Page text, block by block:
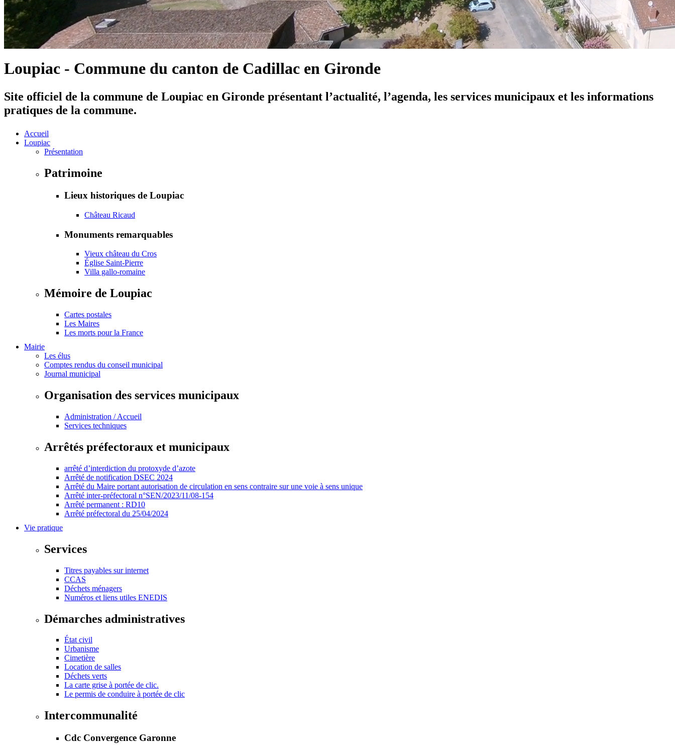
Loupiac - Commune du canton de Cadillac en Gironde
Site officiel de la commune de Loupiac en Gironde présentant l’actualité, l’agenda, les services municipaux et les informations
pratiques de la commune.
Accueil
Loupiac
Présentation
Patrimoine
Lieux historiques de Loupiac
Château Ricaud
Monuments remarquables
Vieux château du Cros
Église Saint-Pierre
Villa gallo-romaine
Mémoire de Loupiac
Cartes postales
Les Maires
Les morts pour la France
Mairie
Les élus
Comptes rendus du conseil municipal
Journal municipal
Organisation des services municipaux
Administration / Accueil
Services techniques
Arrêtés préfectoraux et municipaux
arrêté d’interdiction du protoxyde d’azote
Arrêté de notification DSEC 2024
Arrêté du Maire portant autorisation de circulation en sens contraire sur une voie à sens unique
Arrêté inter-préfectoral n°SEN/2023/11/08-154
Arrêté permanent : RD10
Arrêté préfectoral du 25/04/2024
Vie pratique
Services
Titres payables sur internet
CCAS
Déchets ménagers
Numéros et liens utiles ENEDIS
Démarches administratives
État civil
Urbanisme
Cimetière
Location de salles
Déchets verts
La carte grise à portée de clic.
Le permis de conduire à portée de clic
Intercommunalité
Cdc Convergence Garonne